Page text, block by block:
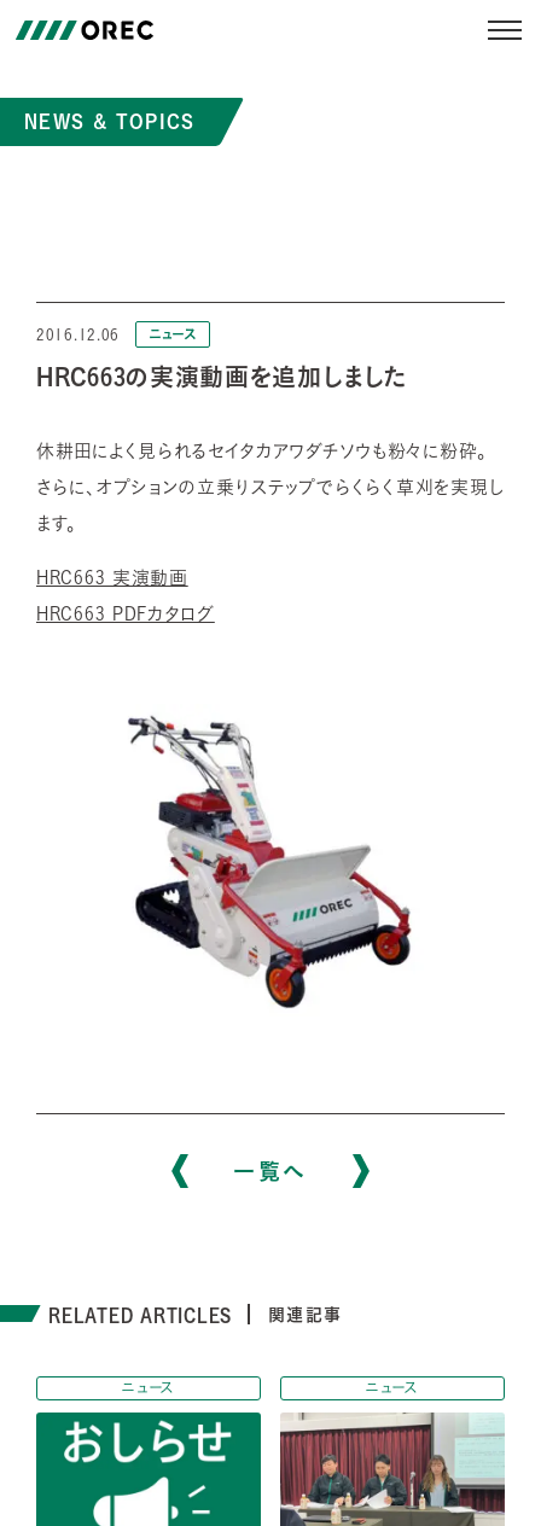
NEWS & TOPICS
2016.12.06 ニュース
HRC663の実演動画を追加しました
休耕田によく見られるセイタカアワダチソウも粉々に粉砕。
さらに、オプションの立乗りステップでらくらく草刈を実現し
ます。
HRC663 実演動画
HRC663 PDFカタログ
一覧へ
RELATED ARTICLES 関連記事
ニュース ニュース